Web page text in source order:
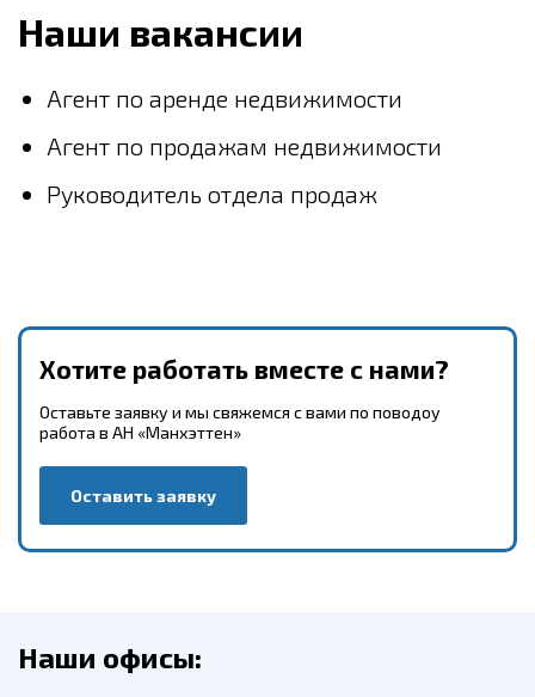
Наши вакансии
Агент по аренде недвижимости
Агент по продажам недвижимости
Руководитель отдела продаж
Хотите работать вместе с нами?
Оставьте заявку и мы свяжемся с вами по поводоу
работа в АН «Манхэттен»
Оставить заявку
Наши офисы: